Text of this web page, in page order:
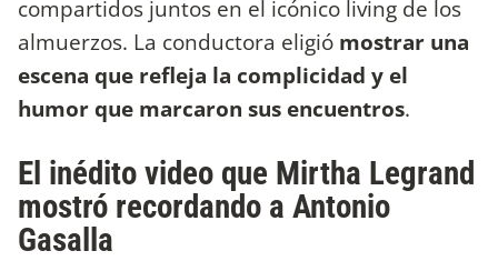
compartidos juntos en el icónico living de los
almuerzos. La conductora eligió mostrar una
escena que refleja la complicidad y el
humor que marcaron sus encuentros.
El inédito video que Mirtha Legrand
mostró recordando a Antonio
Gasalla